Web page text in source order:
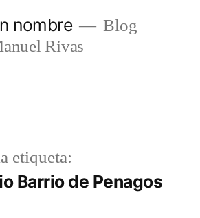
nombre
Blog
Rivas
etiqueta:
Barrio de Penagos